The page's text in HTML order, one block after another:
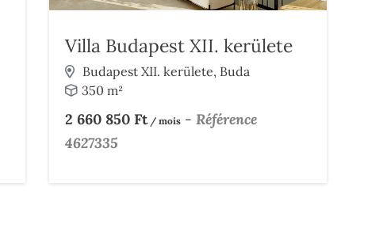
Villa Budapest XII. kerülete
Budapest XII. kerülete, Buda
350 m²
2 660 850 Ft/ mois- Référence
4627335